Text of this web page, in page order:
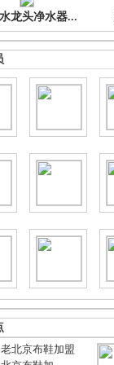
龙头净水器...
老北京布鞋加盟